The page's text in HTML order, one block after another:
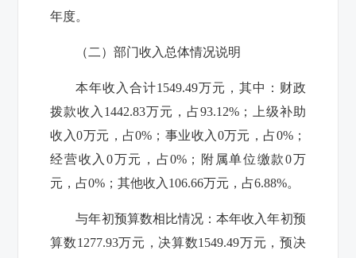
年度。
（二）部门收入总体情况说明
本年收入合计1549.49万元，其中：财政
拨款收入 1442.83万元，占93.12%；上级补助
收入0万元，占0% ；事业收入 0万元，占0%；
经营收入0万元，占0% ；附属单位缴款0万
元，占0% ；其他收入 106.66万元，占6.88%。
与年初预算数相比情况：本年收入年初预
算数1277.93万元，决算数1549.49万元，预决